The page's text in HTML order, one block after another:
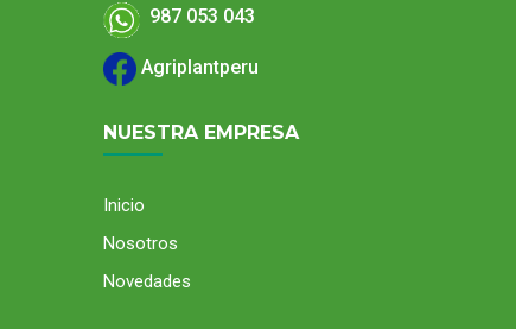
987 053 043
Agriplantperu
NUESTRA EMPRESA
Inicio
Nosotros
Novedades